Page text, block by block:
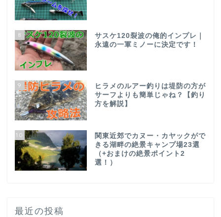
8
サスケ120裂波の俺的インプレ｜
永遠の一軍ミノーに決定です！
9
ヒラメのルアー釣りは堤防の方が
サーフよりも簡単じゃね？【釣り
方を解説】
10
関東近郊でカヌー・カヤックがで
きる湖畔の絶景キャンプ場23選
（+おまけの絶景ポイント2
選！）
最近の投稿